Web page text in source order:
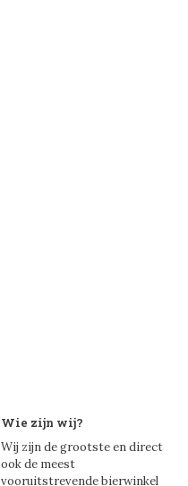
Wie zijn wij?
Wij zijn de grootste en direct
ook de meest
vooruitstrevende bierwinkel